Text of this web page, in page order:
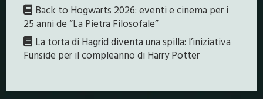
Back to Hogwarts 2026: eventi e cinema per i
25 anni de “La Pietra Filosofale”
La torta di Hagrid diventa una spilla: l’iniziativa
Funside per il compleanno di Harry Potter